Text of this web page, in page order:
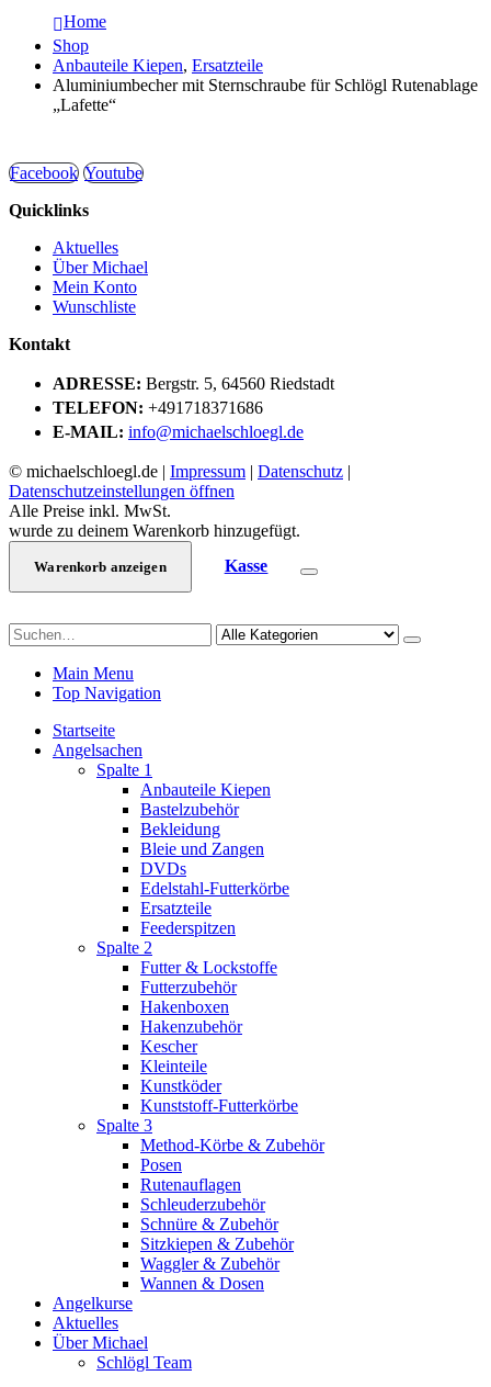
Home
Shop
Anbauteile Kiepen, Ersatzteile
Aluminiumbecher mit Sternschraube für Schlögl Rutenablage
„Lafette“
Facebook Youtube
Quicklinks
Aktuelles
Über Michael
Mein Konto
Wunschliste
Kontakt
ADRESSE: Bergstr. 5, 64560 Riedstadt
TELEFON: +491718371686
E-MAIL: info@michaelschloegl.de
© michaelschloegl.de | Impressum | Datenschutz |
Datenschutzeinstellungen öffnen
Alle Preise inkl. MwSt.
wurde zu deinem Warenkorb hinzugefügt.
Warenkorb anzeigen Kasse
Main Menu
Top Navigation
Startseite
Angelsachen
Spalte 1
Anbauteile Kiepen
Bastelzubehör
Bekleidung
Bleie und Zangen
DVDs
Edelstahl-Futterkörbe
Ersatzteile
Feederspitzen
Spalte 2
Futter & Lockstoffe
Futterzubehör
Hakenboxen
Hakenzubehör
Kescher
Kleinteile
Kunstköder
Kunststoff-Futterkörbe
Spalte 3
Method-Körbe & Zubehör
Posen
Rutenauflagen
Schleuderzubehör
Schnüre & Zubehör
Sitzkiepen & Zubehör
Waggler & Zubehör
Wannen & Dosen
Angelkurse
Aktuelles
Über Michael
Schlögl Team